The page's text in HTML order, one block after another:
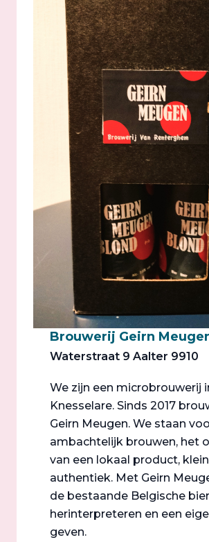
Brouwerij Geirn
Waterstraat 9 Aalter 9910
We zijn een microbrouwerij
Knesselare. Sinds 2017
Geirn Meugen. We staan
ambachtelijk brouwen, het
van een lokaal product,
authentiek. Met Geirn
de bestaande Belgische
herinterpreteren en een
geven.